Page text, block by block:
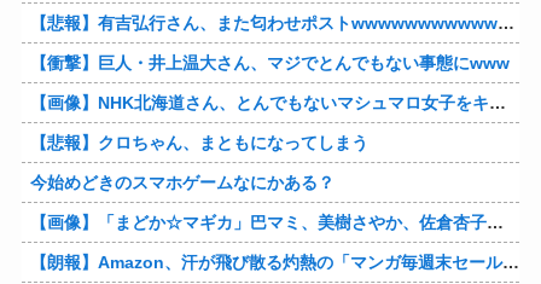
【悲報】有吉弘行さん、また匂わせポストwwwwwwwwwwwwwwww
【衝撃】巨人・井上温大さん、マジでとんでもない事態にwww
【画像】NHK北海道さん、とんでもないマシュマロ女子をキャスターに起用してしまうwwwwwwww
【悲報】クロちゃん、まともになってしまう
今始めどきのスマホゲームなにかある？
【画像】「まどか☆マギカ」巴マミ、美樹さやか、佐倉杏子エロすぎ放課後えんこーハメ撮りどぴゅどぴゅエチエチが最高すぎる❣
【朗報】Amazon、汗が飛び散る灼熱の「マンガ毎週末セール（50%還元）」を開催！他